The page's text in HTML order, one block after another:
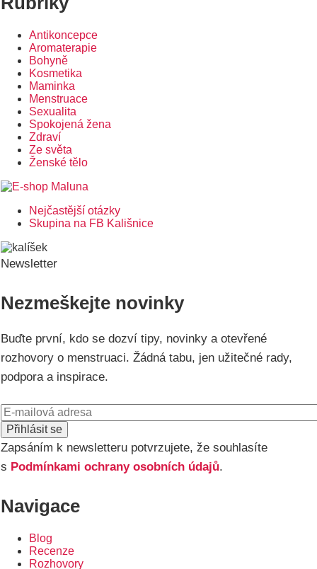
Antikoncepce
Aromaterapie
Bohyně
Kosmetika
Maminka
Menstruace
Sexualita
Spokojená žena
Zdraví
Ze světa
Ženské tělo
Postranní
menu
Nejčastější otázky
Skupina na FB Kališnice
Newsletter
Nezmeškejte novinky
Buďte první, kdo se dozví tipy, novinky a otevřené
rozhovory o menstruaci. Žádná tabu, jen užitečné rady,
podpora a inspirace.
E-
mail
Zapsáním k newsletteru potvrzujete, že souhlasíte
s Podmínkami ochrany osobních údajů.
Navigace
Blog
Recenze
Rozhovory